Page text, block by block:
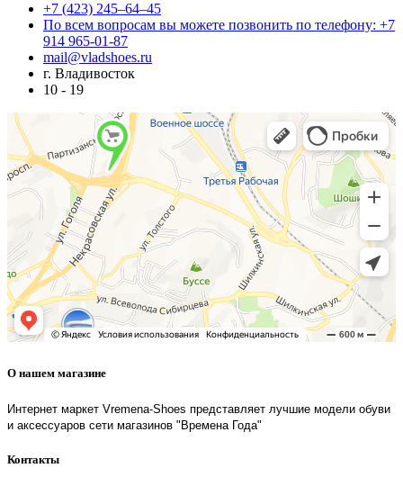
+7 (423) 245–64–45
По всем вопросам вы можете позвонить по телефону: +7
914 965-01-87
mail@vladshoes.ru
г. Владивосток
10 - 19
О нашем магазине
Интернет маркет Vremena-Shoes представляет лучшие модели обуви
и аксессуаров сети магазинов "Времена Года"
Контакты